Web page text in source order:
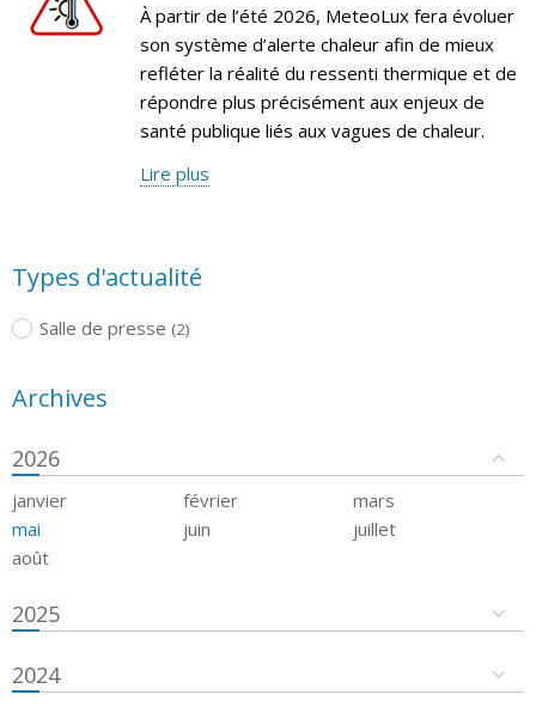
À partir de l’été 2026, MeteoLux fera évoluer
son système d’alerte chaleur afin de mieux
refléter la réalité du ressenti thermique et de
répondre plus précisément aux enjeux de
santé publique liés aux vagues de chaleur.
Lire plus
Types d'actualité
Salle de presse (2)
Archives
2026
janvier février
mars
mai
juin
juillet
août
2025
2024